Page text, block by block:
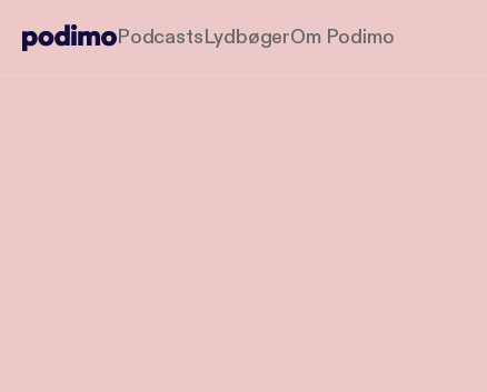
PodcastsLydbøgerOm Podimo